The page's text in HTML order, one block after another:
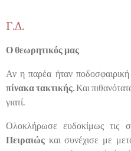
Γ.Δ.
Ο θεωρητικός μας
Αν η παρέα ήταν
πίνακα τακτικής. Και
γιατί.
Ολοκλήρωσε ευδοκίμως τις
Πειραιώς και συνέχισε με